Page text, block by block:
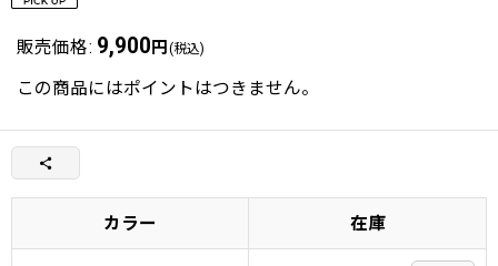
販売価格: 9,900 円 (税込)
この商品にはポイントはつきません。
カラー 在庫